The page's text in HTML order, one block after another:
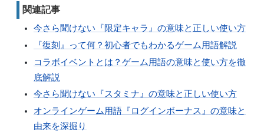
関連記事
今さら聞けない『限定キャラ』の意味と正しい使い方
『復刻』って何？初心者でもわかるゲーム用語解説
コラボイベントとは？ゲーム用語の意味と使い方を徹
底解説
今さら聞けない『スタミナ』の意味と正しい使い方
オンラインゲーム用語『ログインボーナス』の意味と
由来を深掘り